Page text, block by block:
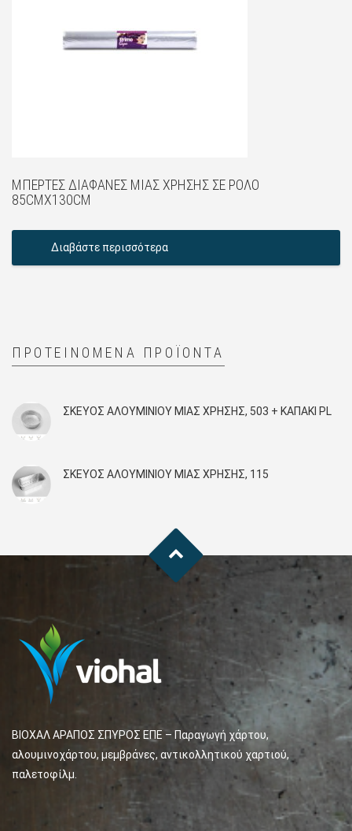
ΜΠΈΡΤΕΣ ΔΙΆΦΑΝΕΣ ΜΙΑΣ ΧΡΉΣΗΣ ΣΕ ΡΟΛΌ
85CMX130CM
Διαβάστε περισσότερα
ΠΡΟΤΕΙΝΌΜΕΝΑ ΠΡΟΪΌΝΤΑ
ΣΚΕΎΟΣ ΑΛΟΥΜΙΝΊΟΥ ΜΙΑΣ ΧΡΉΣΗΣ, 503 + KAΠΑΚΙ PL
ΣΚΕΎΟΣ ΑΛΟΥΜΙΝΊΟΥ ΜΙΑΣ ΧΡΉΣΗΣ, 115
ΒΙΟΧΑΛ ΑΡΑΠΟΣ ΣΠΥΡΟΣ ΕΠΕ – Παραγωγή χάρτου,
αλουμινοχάρτου, μεμβράνες, αντικολλητικού χαρτιού,
παλετοφίλμ.